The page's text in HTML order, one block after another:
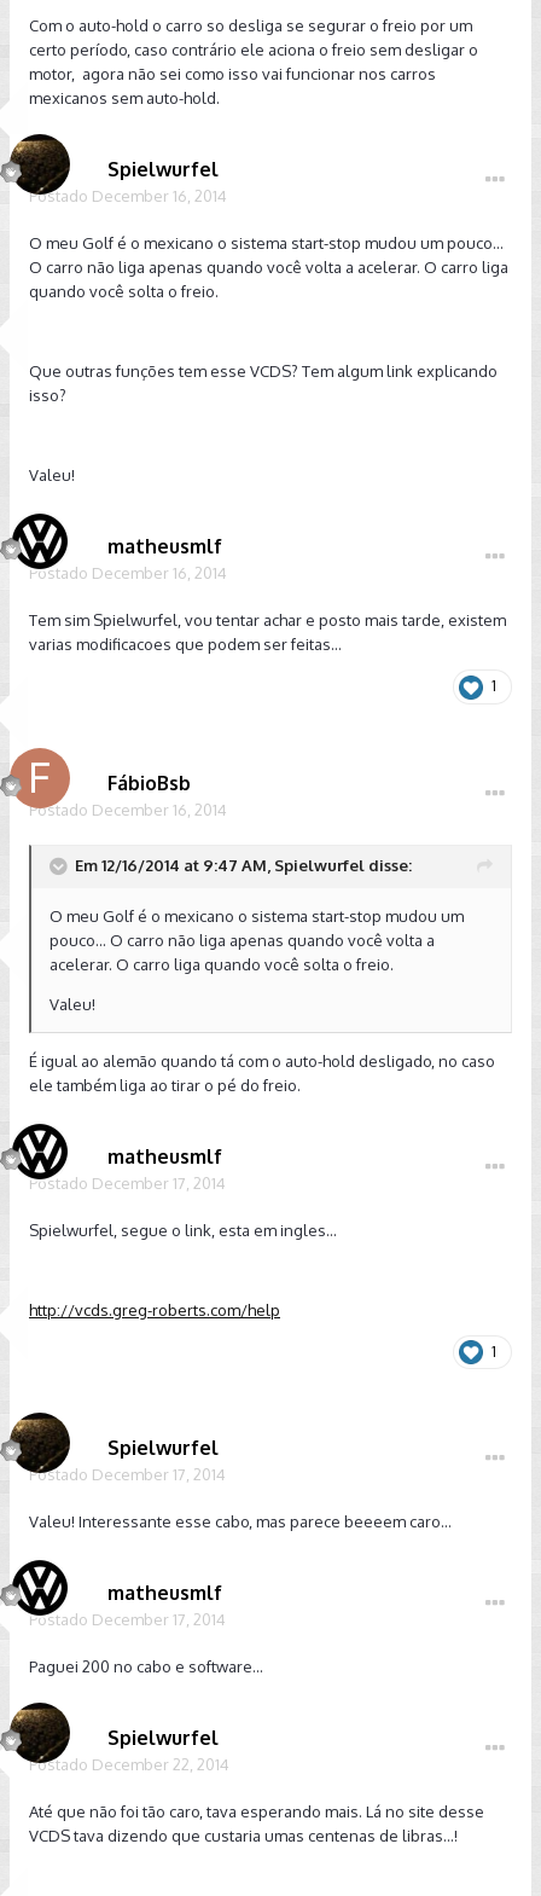
Com o auto-hold o carro so desliga se segurar o freio por um
certo período, caso contrário ele aciona o freio sem desligar o
motor, agora não sei como isso vai funcionar nos carros
mexicanos sem auto-hold.
Spielwurfel
Postado December 16, 2014
O meu Golf é o mexicano o sistema start-stop mudou um pouco...
O carro não liga apenas quando você volta a acelerar. O carro liga
quando você solta o freio.
Que outras funções tem esse VCDS? Tem algum link explicando
isso?
Valeu!
matheusmlf
Postado December 16, 2014
Tem sim Spielwurfel, vou tentar achar e posto mais tarde, existem
varias modificacoes que podem ser feitas...
1
FábioBsb
Postado December 16, 2014
Em 12/16/2014 at 9:47 AM, Spielwurfel disse:
O meu Golf é o mexicano o sistema start-stop mudou um
pouco... O carro não liga apenas quando você volta a
acelerar. O carro liga quando você solta o freio.
Valeu!
É igual ao alemão quando tá com o auto-hold desligado, no caso
ele também liga ao tirar o pé do freio.
matheusmlf
Postado December 17, 2014
Spielwurfel, segue o link, esta em ingles...
http://vcds.greg-roberts.com/help
1
Spielwurfel
Postado December 17, 2014
Valeu! Interessante esse cabo, mas parece beeeem caro...
matheusmlf
Postado December 17, 2014
Paguei 200 no cabo e software...
Spielwurfel
Postado December 22, 2014
Até que não foi tão caro, tava esperando mais. Lá no site desse
VCDS tava dizendo que custaria umas centenas de libras...!